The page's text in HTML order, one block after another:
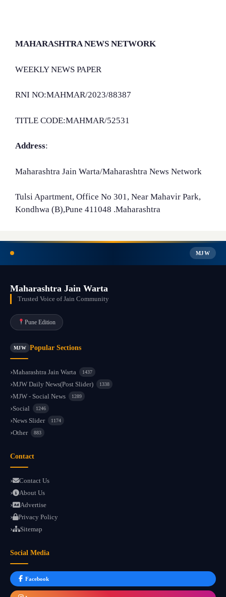
MAHARASHTRA NEWS NETWORK
WEEKLY NEWS PAPER
RNI NO:MAHMAR/2023/88387
TITLE CODE:MAHMAR/52531
Address:
Maharashtra Jain Warta/Maharashtra News Network
Tulsi Apartment, Office No 301, Near Mahavir Park,
Kondhwa (B),Pune 411048 .Maharashtra
MJW
Maharashtra Jain Warta
Trusted Voice of Jain Community
Pune Edition
MJW Popular Sections
Maharashtra Jain Warta 1437
MJW Daily News(Post Slider) 1338
MJW - Social News 1289
Social 1246
News Slider 1174
Other 883
Contact
Contact Us
About Us
Advertise
Privacy Policy
Sitemap
Social Media
Facebook